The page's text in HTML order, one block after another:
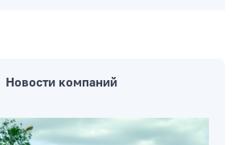
июля